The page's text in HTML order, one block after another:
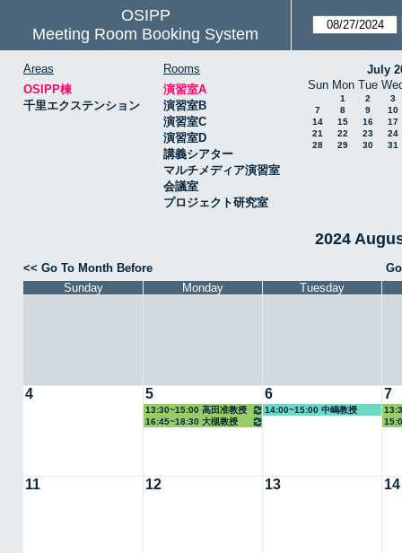
OSIPP
Meeting Room Booking System
Areas
OSIPP棟
千里エクステンション
Rooms
演習室A
演習室B
演習室C
演習室D
講義シアター
マルチメディア演習室
会議室
プロジェクト研究室
July
Sun Mon Tue
1 2
3
7
8 9
10
14
15 16
17
21
22 23
24
28
29 30 31
2024
<< Go To Month Before
Sunday
Monday Tuesday
4 5
13:30~15:00 高田准教授
16:45~18:30 大槻教授
6
14:00~15:00 中嶋教授
7
11 12 13 14